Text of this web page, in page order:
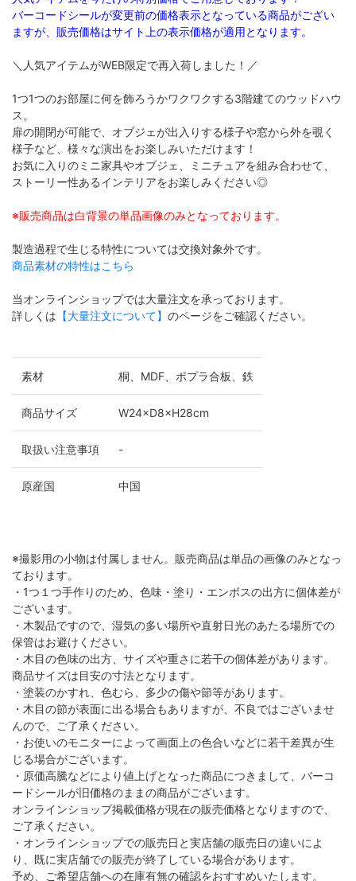
バーコードシールが変更前の価格表示となっている商品がござい
ますが、販売価格はサイト上の表示価格が適用となります。
＼人気アイテムがWEB限定で再入荷しました！／
1つ1つのお部屋に何を飾ろうかワクワクする3階建てのウッドハウ
ス。
扉の開閉が可能で、オブジェが出入りする様子や窓から外を覗く
様子など、様々な演出をお楽しみいただけます！
お気に入りのミニ家具やオブジェ、ミニチュアを組み合わせて、
ストーリー性あるインテリアをお楽しみください◎
※販売商品は白背景の単品画像のみとなっております。
製造過程で生じる特性については交換対象外です。
商品素材の特性はこちら
当オンラインショップでは大量注文を承っております。
詳しくは 【大量注文について】 のページをご確認ください。
素材 桐、MDF、ポプラ合板、鉄
商品サイズ W24×D8×H28cm
取扱い注意事項 -
原産国 中国
※撮影用の小物は付属しません。販売商品は単品の画像のみとなっ
ております。
・1つ１つ手作りのため、色味・塗り・エンボスの出方に個体差が
ございます。
・木製品ですので、湿気の多い場所や直射日光のあたる場所での
保管はお避けください。
・木目の色味の出方、サイズや重さに若干の個体差があります。
商品サイズは目安の寸法となります。
・塗装のかすれ、色むら、多少の傷や節等があります。
・木目の節が表面に出る場合もありますが、不良ではございませ
んので、ご了承ください。
・お使いのモニターによって画面上の色合いなどに若干差異が生
じる場合がございます。
・原価高騰などにより値上げとなった商品につきまして、バーコ
ードシールが旧価格のままの商品がございます。
オンラインショップ掲載価格が現在の販売価格となりますので、
ご了承ください。
・オンラインショップでの販売日と実店舗の販売日の違いによ
り、既に実店舗での販売が終了している場合があります。
予め、ご希望店舗への在庫有無の確認をおすすめいたします。